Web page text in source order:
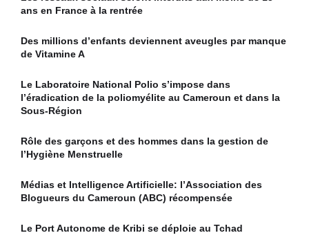
ans en France à la rentrée
Des millions d’enfants deviennent aveugles par manque
de Vitamine A
Le Laboratoire National Polio s’impose dans
l’éradication de la poliomyélite au Cameroun et dans la
Sous-Région
Rôle des garçons et des hommes dans la gestion de
l’Hygiène Menstruelle
Médias et Intelligence Artificielle: l’Association des
Blogueurs du Cameroun (ABC) récompensée
Le Port Autonome de Kribi se déploie au Tchad